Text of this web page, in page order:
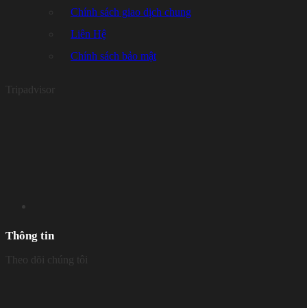
Chính sách giao dịch chung
Liên Hệ
Chính sách bảo mật
Tripadvisor
Thông tin
Theo dõi chúng tôi